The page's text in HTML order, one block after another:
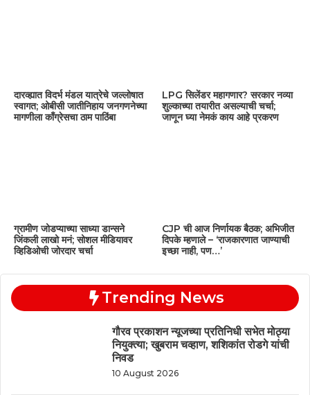
दारव्ह्यात विदर्भ मंडल यात्रेचे जल्लोषात
स्वागत; ओबीसी जातीनिहाय जनगणनेच्या
मागणीला काँग्रेसचा ठाम पाठिंबा
LPG सिलेंडर महागणार? सरकार नव्या
शुल्काच्या तयारीत असल्याची चर्चा;
जाणून घ्या नेमकं काय आहे प्रकरण
ग्रामीण जोडप्याच्या साध्या डान्सने
जिंकली लाखो मनं; सोशल मीडियावर
व्हिडिओची जोरदार चर्चा
CJP ची आज निर्णायक बैठक; अभिजीत
दिपके म्हणाले – ‘राजकारणात जाण्याची
इच्छा नाही, पण…’
Trending News
गौरव प्रकाशन न्यूजच्या प्रतिनिधी सभेत मोठ्या
नियुक्त्या; खुबराम चव्हाण, शशिकांत रोडगे यांची
निवड
10 August 2026